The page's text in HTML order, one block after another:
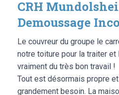
CRH
Demoussage
Le couvreur du groupe le
notre toiture pour la traiter et
vraiment du très bon travail !
Tout est désormais propre
grandement besoin. La